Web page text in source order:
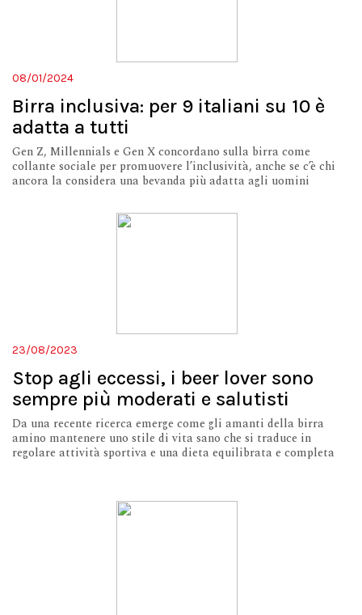
08/01/2024
Birra inclusiva: per 9 italiani su 10 è
adatta a tutti
Gen Z, Millennials e Gen X concordano sulla birra come
collante sociale per promuovere l’inclusività, anche se c’è chi
ancora la considera una bevanda più adatta agli uomini
23/08/2023
Stop agli eccessi, i beer lover sono
sempre più moderati e salutisti
Da una recente ricerca emerge come gli amanti della birra
amino mantenere uno stile di vita sano che si traduce in
regolare attività sportiva e una dieta equilibrata e completa